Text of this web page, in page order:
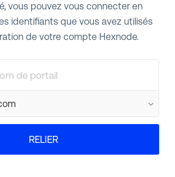
vous pouvez vous connecter en
identifiants que vous avez utilisés
de votre compte Hexnode.
RELIER